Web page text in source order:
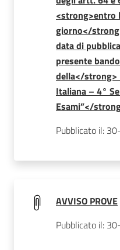
<strong>entro
giorno</
data di
presente
della</strong>
Italiana – 4°
Esami”</
Pubblicato il:
AVVISO PROVE
Pubblicato il: